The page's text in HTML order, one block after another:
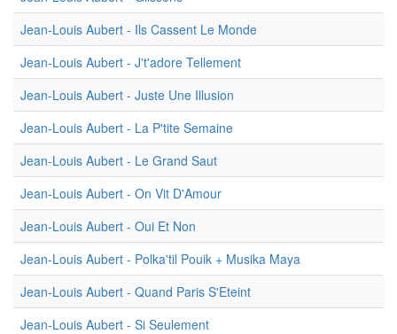
Jean-Louis Aubert - Ils Cassent Le Monde
Jean-Louis Aubert - J't'adore Tellement
Jean-Louis Aubert - Juste Une Illusion
Jean-Louis Aubert - La P'tite Semaine
Jean-Louis Aubert - Le Grand Saut
Jean-Louis Aubert - On Vit D'Amour
Jean-Louis Aubert - Oui Et Non
Jean-Louis Aubert - Polka'til Pouik + Musika Maya
Jean-Louis Aubert - Quand Paris S'Eteint
Jean-Louis Aubert - Si Seulement